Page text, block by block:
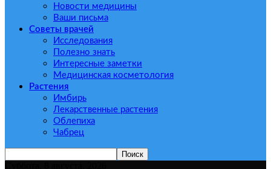
Новости медицины
Ваши письма
Советы врачей
Исследования
Полезно знать
Интересные заметки
Медицинская косметология
Растения
Имбирь
Лекарственные растения
Облепиха
Чабрец